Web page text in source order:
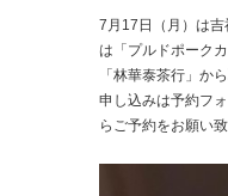
7月17日（月）は吉
は「プルドポーク
「林華泰茶行」か
申し込みは予約フ
らご予約をお願い致